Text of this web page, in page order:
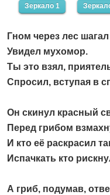
Зеркало 1
Гном через лес
Увидел мухомор.
Ты это взял,
Спросил, вступая в
Он скинул красный
Перед грибом
И кто её раскрасил
Испачкать кто
А гриб, подумав,